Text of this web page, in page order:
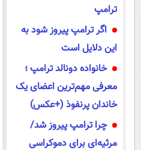
ترامپ
اگر ترامپ پیروز شود به
این دلایل است
خانواده دونالد ترامپ ؛
معرفی مهم‌ترین اعضای یک
خاندان پرنفوذ (+عکس)
چرا ترامپ پیروز شد/
مرثیه‌ای برای دموکراسی